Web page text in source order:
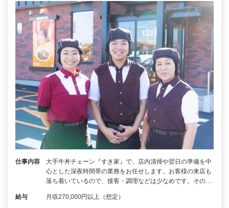
仕事内容
大手牛丼チェーン『すき家』で、店内清掃や翌日の準備を中
心とした深夜時間帯の業務をお任せします。お客様の来店も
落ち着いているので、接客・調理などは少なめです。その…
給与 月収270,000円以上（想定）